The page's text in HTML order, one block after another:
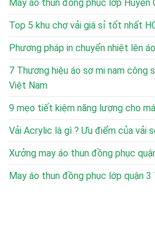
May áo thun đồng phục lớp Huyện
Top 5 khu chợ vải giá sỉ tốt nhất
Phương pháp in chuyển nhiệt lên
7 Thương hiệu áo sơ mi nam công
Việt Nam
9 mẹo tiết kiệm năng lượng cho
Vải Acrylic là gì ? Ưu điểm của vải
Xưởng may áo thun đồng phục
May áo thun đồng phục lớp quận 3